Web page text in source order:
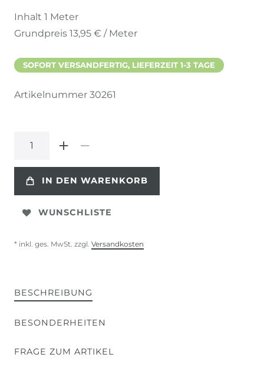
Inhalt 1 Meter
Grundpreis 13,95 € / Meter
SOFORT VERSANDFERTIG, LIEFERZEIT 1-3 TAGE
Artikelnummer 30261
IN DEN WARENKORB
WUNSCHLISTE
* inkl. ges. MwSt. zzgl. Versandkosten
BESCHREIBUNG
BESONDERHEITEN
FRAGE ZUM ARTIKEL